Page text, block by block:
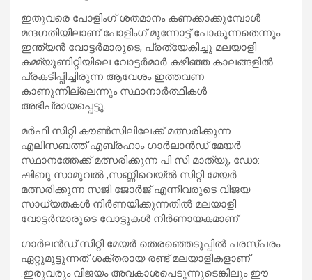
ഇതുവരെ പോളിംഗ് ശതമാനം കണക്കാക്കുമ്പോൾ
മന്ദഗതിയിലാണ് പോളിംഗ് മുന്നോട്ട് പോകുന്നതെന്നും
ഇന്ത്യൻ വോട്ടർമാരുടെ, പ്രത്യേകിച്ചു മലയാളി
കമ്മ്യൂണിറ്റിയിലെ വോട്ടർമാർ കഴിഞ്ഞ കാലങ്ങളിൽ
പ്രകടിപ്പിച്ചിരുന്ന ആവേശം ഇത്തവണ
കാണുന്നില്ലെന്നും സ്ഥാനാർത്ഥികൾ
അഭിപ്രായപ്പെട്ടു.
മർഫി സിറ്റി കൗൺസിലിലേക്ക് മത്സരിക്കുന്ന
എലിസബത്ത് എബ്രഹാം ഗാർലാൻഡ് മേയർ
സ്ഥാനത്തേക്ക് മത്സരിക്കുന്ന പി സി മാത്യു, ഡോ:
ഷിബു സാമുവൽ ,സണ്ണിവെയ്ൽ സിറ്റി മേയർ
മത്സരിക്കുന്ന സജി ജോർജ് എന്നിവരുടെ വിജയ
സാധ്യതകൾ നിർണയിക്കുന്നതിൽ മലയാളി
വോട്ടർന്മാരുടെ വോട്ടുകൾ നിർണായകമാണ്
ഗാർലൻഡ് സിറ്റി മേയർ തെരഞ്ഞെടുപ്പിൽ പരസ്പരം
ഏറ്റുമുട്ടുന്നത് ശക്തരായ രണ്ട് മലയാളികളാണ്
.ഇരുവരും വിജയം അവകാശപെടുന്നുടെങ്കിലും ഈ